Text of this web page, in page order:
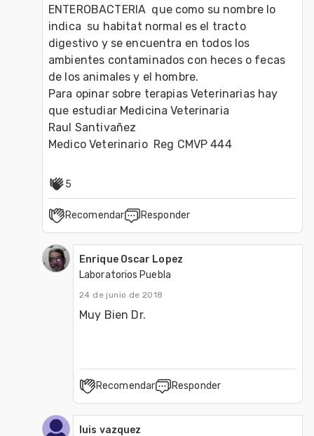
ENTEROBACTERIA  que como su nombre lo
indica  su habitat normal es el tracto
digestivo y se encuentra en todos los
ambientes contaminados con heces o fecas
de los animales y el hombre.
Para opinar sobre terapias Veterinarias hay
que estudiar Medicina Veterinaria
Raul Santivañez
Medico Veterinario  Reg CMVP 444
5
Recomendar Responder
Enrique Oscar Lopez
Laboratorios Puebla
24 de junio de 2018
Muy Bien Dr.
Recomendar Responder
luis vazquez